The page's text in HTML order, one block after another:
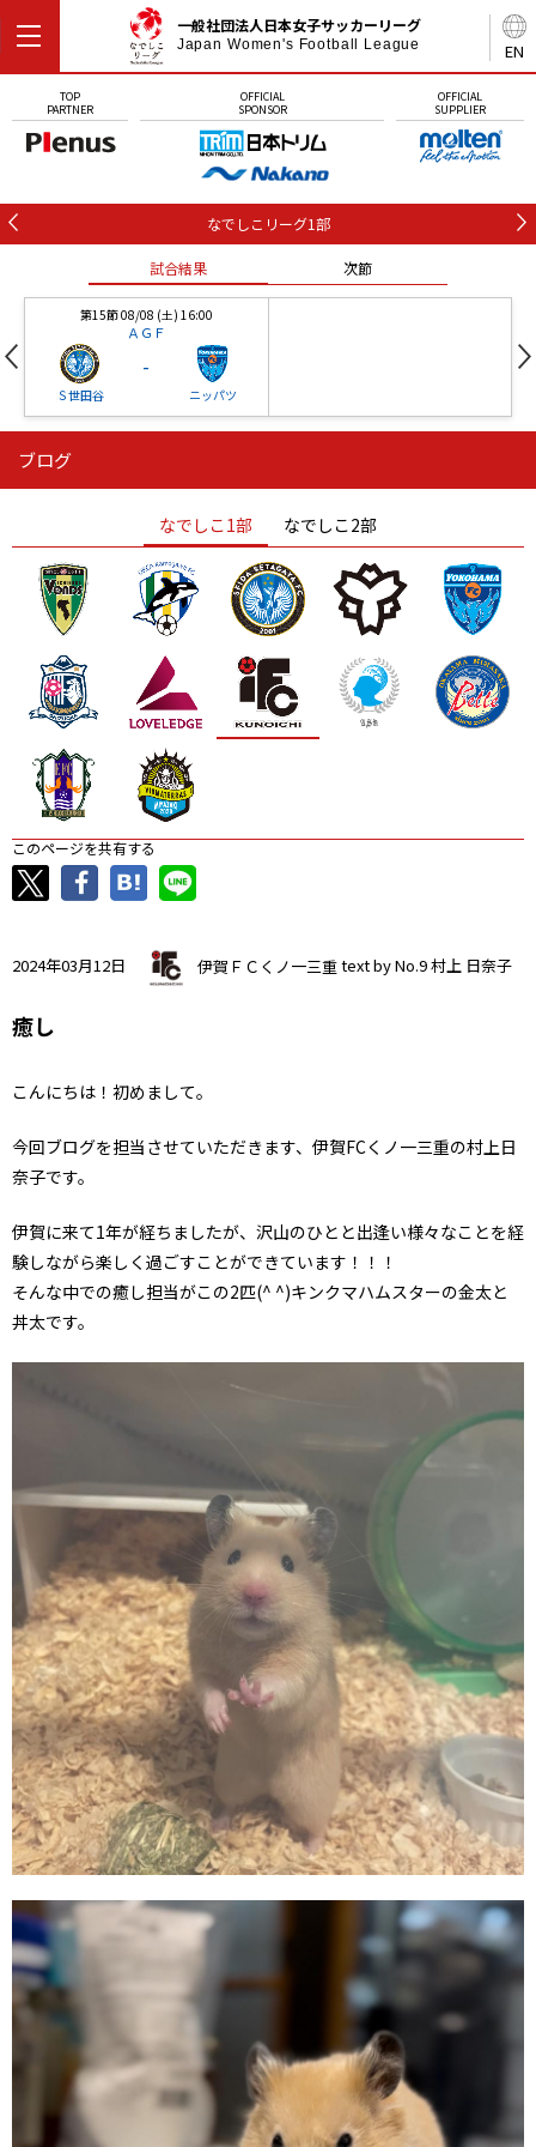
EN
一般社団法人日本女子サッカーリーグ
Japan Women's Football League
TOP
PARTNER
OFFICIAL
SPONSOR
OFFICIAL
SUPPLIER
なでしこリーグ1部
試合結果 次節
第15節 08/08 (土) 16:00
ＡＧＦ
Ｓ世田谷
-
ニッパツ
ニッパツ
ニッパツ 名古屋
石人の星
静岡 愛媛Ｌ
ブログ
なでしこ1部 なでしこ2部
このページを共有する
2024年03月12日 伊賀ＦＣくノ一三重text by No.9 村上 日奈子
癒し
こんにちは！初めまして。
今回ブログを担当させていただきます、伊賀FCくノ一三重の村上日
奈子です。
伊賀に来て1年が経ちましたが、沢山のひとと出逢い様々なことを経
験しながら楽しく過ごすことができています！！！
そんな中での癒し担当がこの2匹(^ ^)キンクマハムスターの金太と
丼太です。